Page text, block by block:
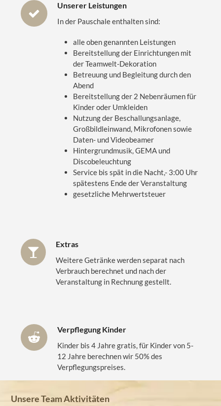
Unserer Leistungen
In der Pauschale enthalten sind:
alle oben genannten Leistungen
Bereitstellung der Einrichtungen mit
der Teamwelt-Dekoration
Betreuung und Begleitung durch den
Abend
Bereitstellung der 2 Nebenräumen für
Kinder oder Umkleiden
Nutzung der Beschallungsanlage,
Großbildleinwand, Mikrofonen sowie
Daten- und Videobeamer
Hintergrundmusik, GEMA und
Discobeleuchtung
Service bis spät in die Nacht,- 3:00 Uhr
spätestens Ende der Veranstaltung
gesetzliche Mehrwertsteuer
Extras
Weitere Getränke werden separat nach
Verbrauch berechnet und nach der
Veranstaltung in Rechnung gestellt.
Verpflegung Kinder
Kinder bis 4 Jahre gratis, für Kinder von 5-
12 Jahre berechnen wir 50% des
Verpflegungspreises.
Unsere Team Aktivitäten